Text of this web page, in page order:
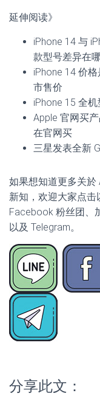
延伸阅读》
iPhone 14 与
款型号差异在
iPhone 14 价
市售价
iPhone 15 全
Apple 官网买
在官网买
三星发表全新
如果想知道更多关於
新知，欢迎大家点击
Facebook 粉丝团、
以及 Telegram。
分享此文：